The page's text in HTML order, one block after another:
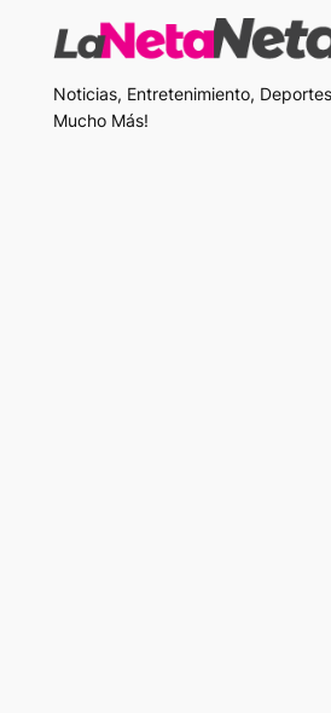
Noticias, Entretenimiento,
Mucho Más!